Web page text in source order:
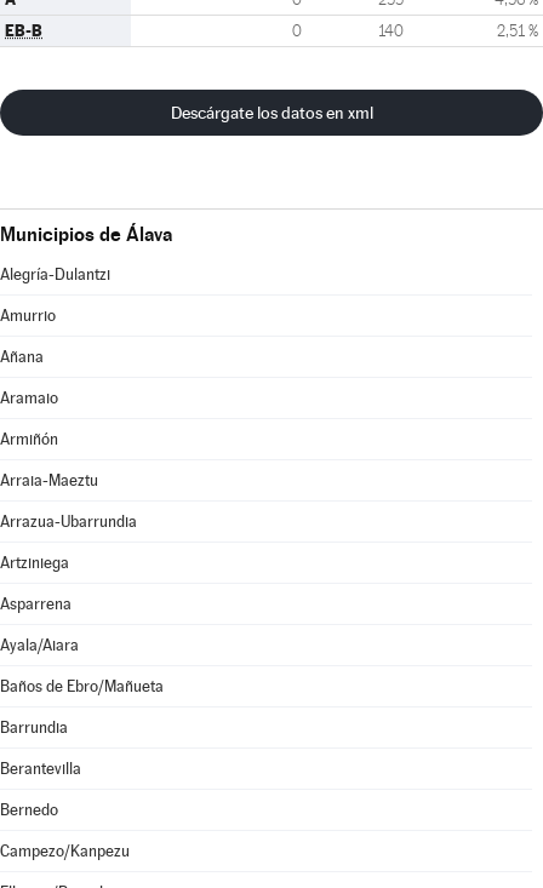
EB-B 0 140 2,51 %
Descárgate los datos en xml
Municipios de Álava
Alegría-Dulantzi
Amurrio
Añana
Aramaio
Armiñón
Arraia-Maeztu
Arrazua-Ubarrundia
Artziniega
Asparrena
Ayala/Aiara
Baños de Ebro/Mañueta
Barrundia
Berantevilla
Bernedo
Campezo/Kanpezu